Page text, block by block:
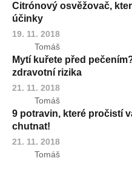
Citrónový osvěžovač,
účinky
19. 11. 2018
Tomáš
Mytí kuřete před
zdravotní rizika
21. 11. 2018
Tomáš
9 potravin, které pročistí
chutnat!
21. 11. 2018
Tomáš